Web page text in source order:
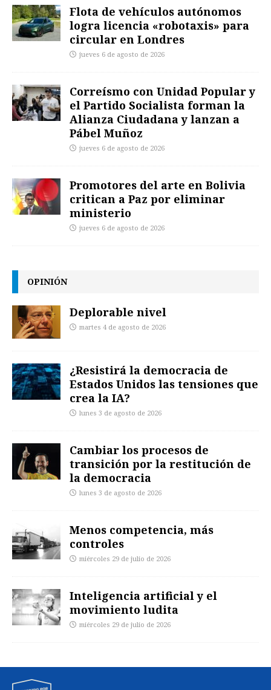
Flota de vehículos autónomos
logra licencia «robotaxis» para
circular en Londres
jueves 6 de agosto de 2026
Correísmo con Unidad Popular y
el Partido Socialista forman la
Alianza Ciudadana y lanzan a
Pábel Muñoz
jueves 6 de agosto de 2026
Promotores del arte en Bolivia
critican a Paz por eliminar
ministerio
jueves 6 de agosto de 2026
OPINIÓN
Deplorable nivel
martes 4 de agosto de 2026
¿Resistirá la democracia de
Estados Unidos las tensiones que
crea la IA?
lunes 3 de agosto de 2026
Cambiar los procesos de
transición por la restitución de
la democracia
lunes 3 de agosto de 2026
Menos competencia, más
controles
miércoles 29 de julio de 2026
Inteligencia artificial y el
movimiento ludita
miércoles 29 de julio de 2026